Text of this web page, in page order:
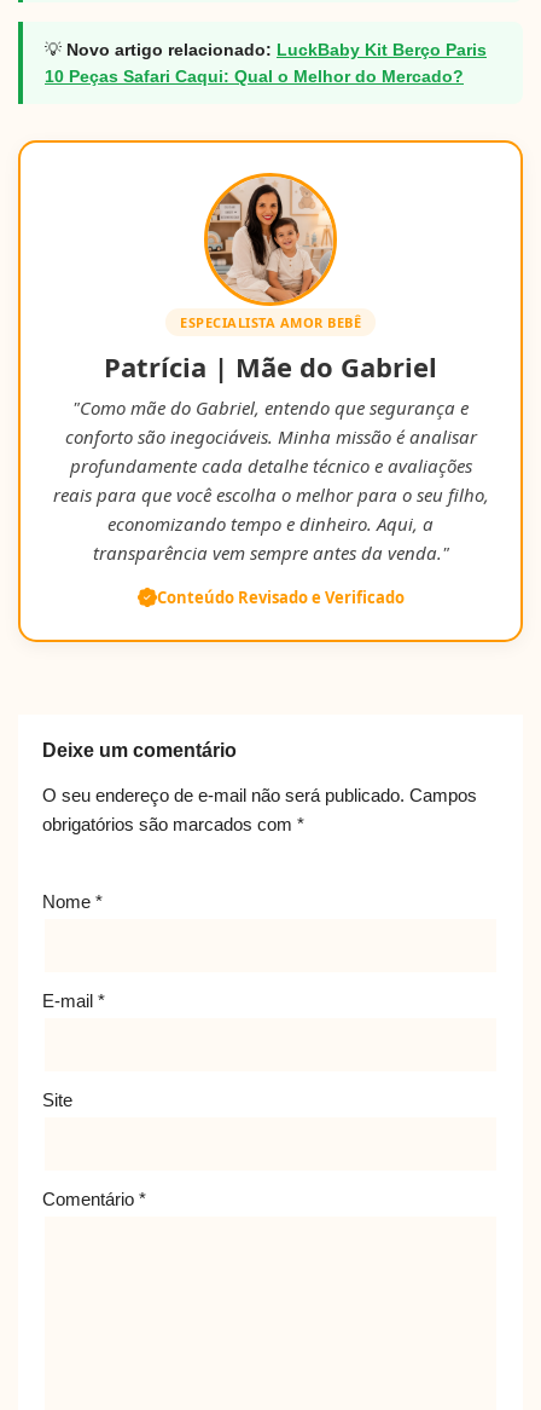
💡 Novo artigo relacionado: LuckBaby Kit Berço Paris
10 Peças Safari Caqui: Qual o Melhor do Mercado?
ESPECIALISTA AMOR BEBÊ
Patrícia | Mãe do Gabriel
"Como mãe do Gabriel, entendo que segurança e
conforto são inegociáveis. Minha missão é analisar
profundamente cada detalhe técnico e avaliações
reais para que você escolha o melhor para o seu filho,
economizando tempo e dinheiro. Aqui, a
transparência vem sempre antes da venda."
Conteúdo Revisado e Verificado
Deixe um comentário
O seu endereço de e-mail não será publicado. Campos
obrigatórios são marcados com *
Nome *
E-mail *
Site
Comentário *